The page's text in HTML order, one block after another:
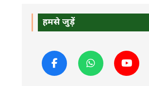
हमसे जुड़ें